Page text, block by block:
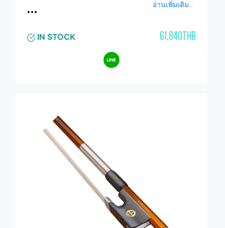
อ่านเพิ่มเติม..
IN STOCK 61,840THB